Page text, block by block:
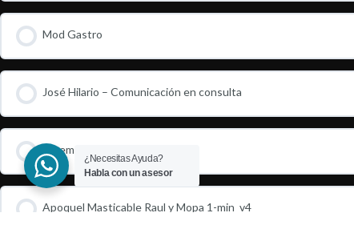
Mod Gastro
José Hilario – Comunicación en consulta
Cineminuto
Apoquel Masticable Raul y Mopa 1-min_v4
¿Necesitas Ayuda?
Habla con un asesor